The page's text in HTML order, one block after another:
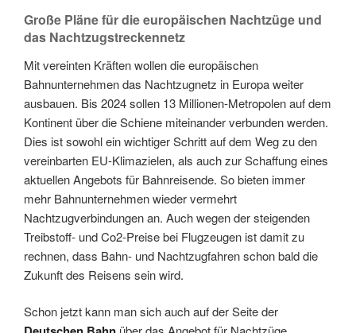
Große Pläne für die europäischen Nachtzüge und
das Nachtzugstreckennetz
Mit vereinten Kräften wollen die europäischen
Bahnunternehmen das Nachtzugnetz in Europa weiter
ausbauen. Bis 2024 sollen 13 Millionen-Metropolen auf dem
Kontinent über die Schiene miteinander verbunden werden.
Dies ist sowohl ein wichtiger Schritt auf dem Weg zu den
vereinbarten EU-Klimazielen, als auch zur Schaffung eines
aktuellen Angebots für Bahnreisende. So bieten immer
mehr Bahnunternehmen wieder vermehrt
Nachtzugverbindungen an. Auch wegen der steigenden
Treibstoff- und Co2-Preise bei Flugzeugen ist damit zu
rechnen, dass Bahn- und Nachtzugfahren schon bald die
Zukunft des Reisens sein wird.
Schon jetzt kann man sich auch auf der Seite der